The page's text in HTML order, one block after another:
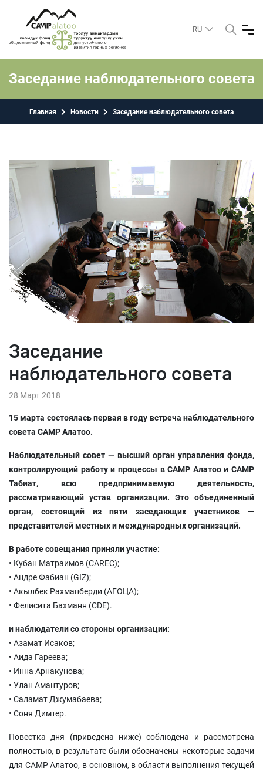
RU
Заседание наблюдательного совета
Главная Новости Заседание наблюдательного совета
Заседание
наблюдательного совета
28 Март 2018
15 марта состоялась первая в году встреча наблюдательного
совета CAMP Алатоо.
Наблюдательный совет — высший орган управления фонда,
контролирующий работу и процессы в CAMP Алатоо и CAMP
Табиат, всю предпринимаемую деятельность,
рассматривающий устав организации. Это объединенный
орган, состоящий из пяти заседающих участников —
представителей местных и международных организаций.
В работе совещания приняли участие:
• Кубан Матраимов (CAREC);
• Андре Фабиан (GIZ);
• Акылбек Рахманберди (АГОЦА);
• Фелисита Бахманн (CDE).
и наблюдатели со стороны организации:
• Азамат Исаков;
• Аида Гареева;
• Инна Арнакунова;
• Улан Амантуров;
• Саламат Джумабаева;
• Соня Димтер.
Повестка дня (приведена ниже) соблюдена и рассмотрена
полностью, в результате были обозначены некоторые задачи
для CAMP Алатоо, в основном, в области выполнения текущей